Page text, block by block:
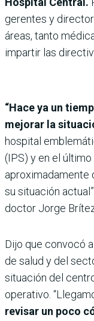
gerentes y
áreas, tanto
impartir las
“Hace ya un
mejorar la
hospital
(IPS) y en el
aproximadamente
su situación
doctor Jorge
Dijo que convocó
de salud y del
situación del
operativo.
revisar un poco